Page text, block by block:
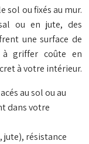
sol ou fixés au mur.
ou en jute, des
une surface de
griffer coûte en
à votre intérieur.
au sol ou au
dans votre
jute), résistance